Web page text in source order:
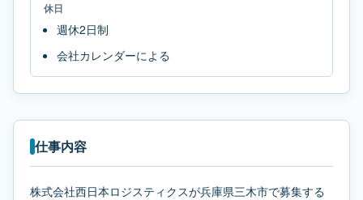
休日
週休2日制
会社カレンダーによる
仕事内容
株式会社西日本ロジスティクスが兵庫県三木市で募集する